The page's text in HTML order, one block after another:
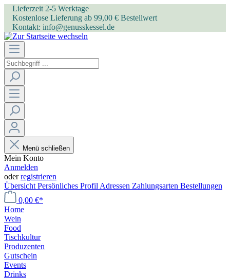
Lieferzeit 2-5 Werktage
Kostenlose Lieferung ab 99,00 € Bestellwert
Kontakt: info@genusskessel.de
Menü schließen
Mein Konto
Anmelden
oderregistrieren
Übersicht Persönliches Profil Adressen Zahlungsarten Bestellungen
0,00 €*
Home
Wein
Food
Tischkultur
Produzenten
Gutschein
Events
Drinks